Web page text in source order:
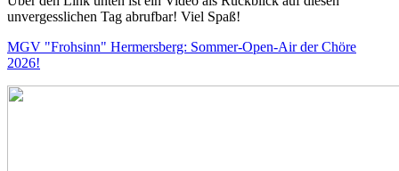
unvergesslichen Tag abrufbar! Viel Spaß!
MGV "Frohsinn" Hermersberg: Sommer-Open-Air der Chöre
2026!